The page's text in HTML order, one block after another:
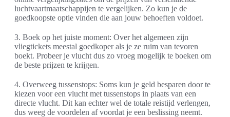
luchtvaartmaatschappijen te vergelijken. Zo kun je de
goedkoopste optie vinden die aan jouw behoeften voldoet.
3. Boek op het juiste moment: Over het algemeen zijn
vliegtickets meestal goedkoper als je ze ruim van tevoren
boekt. Probeer je vlucht dus zo vroeg mogelijk te boeken om
de beste prijzen te krijgen.
4. Overweeg tussenstops: Soms kun je geld besparen door te
kiezen voor een vlucht met tussenstops in plaats van een
directe vlucht. Dit kan echter wel de totale reistijd verlengen,
dus weeg de voordelen af voordat je een beslissing neemt.